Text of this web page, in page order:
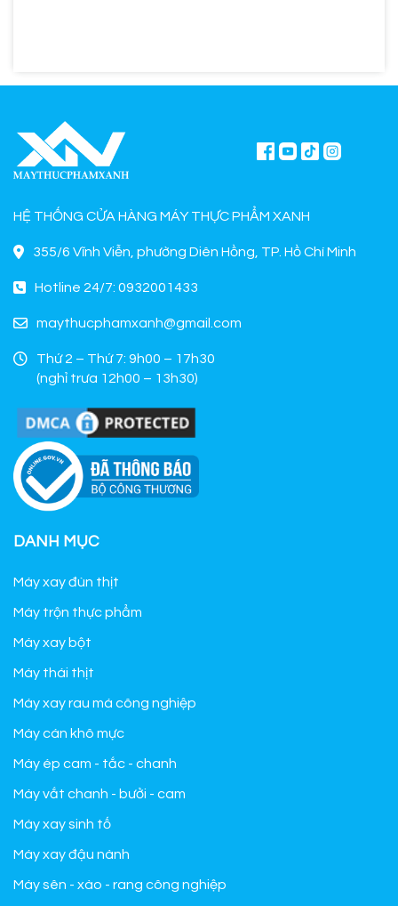
HỆ THỐNG CỬA HÀNG MÁY THỰC PHẨM XANH
355/6 Vĩnh Viễn, phường Diên Hồng, TP. Hồ Chí Minh
Hotline 24/7: 0932001433
maythucphamxanh@gmail.com
Thứ 2 – Thứ 7: 9h00 – 17h30
(nghỉ trưa 12h00 – 13h30)
DANH MỤC
Máy xay đùn thịt
Máy trộn thực phẩm
Máy xay bột
Máy thái thịt
Máy xay rau má công nghiệp
Máy cán khô mực
Máy ép cam - tắc - chanh
Máy vắt chanh - bưởi - cam
Máy xay sinh tố
Máy xay đậu nành
Máy sên - xào - rang công nghiệp